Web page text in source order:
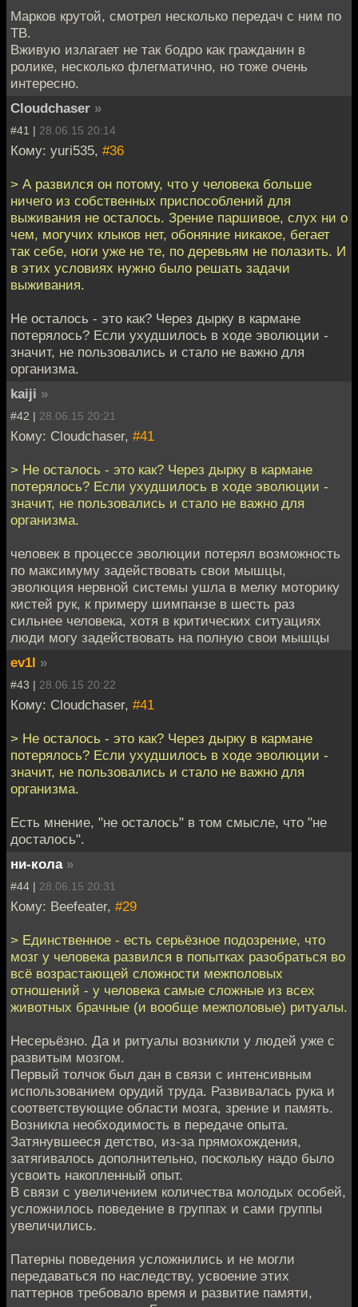
Марков крутой, смотрел несколько передач с ним по
ТВ.
Вживую излагает не так бодро как гражданин в
ролике, несколько флегматично, но тоже очень
интересно.
Cloudchaser »
#41 | 28.06.15 20:14
Кому: yuri535, #36
> А развился он потому, что у человека больше
ничего из собственных приспособлений для
выживания не осталось. Зрение паршивое, слух ни о
чем, могучих клыков нет, обоняние никакое, бегает
так себе, ноги уже не те, по деревьям не полазить. И
в этих условиях нужно было решать задачи
выживания.
Не осталось - это как? Через дырку в кармане
потерялось? Если ухудшилось в ходе эволюции -
значит, не пользовались и стало не важно для
организма.
kaiji »
#42 | 28.06.15 20:21
Кому: Cloudchaser, #41
> Не осталось - это как? Через дырку в кармане
потерялось? Если ухудшилось в ходе эволюции -
значит, не пользовались и стало не важно для
организма.
человек в процессе эволюции потерял возможность
по максимуму задействовать свои мышцы,
эволюция нервной системы ушла в мелку моторику
кистей рук, к примеру шимпанзе в шесть раз
сильнее человека, хотя в критических ситуациях
люди могу задействовать на полную свои мышцы
ev1l »
#43 | 28.06.15 20:22
Кому: Cloudchaser, #41
> Не осталось - это как? Через дырку в кармане
потерялось? Если ухудшилось в ходе эволюции -
значит, не пользовались и стало не важно для
организма.
Есть мнение, "не осталось" в том смысле, что "не
досталось".
ни-кола »
#44 | 28.06.15 20:31
Кому: Beefeater, #29
> Единственное - есть серьёзное подозрение, что
мозг у человека развился в попытках разобраться во
всё возрастающей сложности межполовых
отношений - у человека самые сложные из всех
животных брачные (и вообще межполовые) ритуалы.
Несерьёзно. Да и ритуалы возникли у людей уже с
развитым мозгом.
Первый толчок был дан в связи с интенсивным
использованием орудий труда. Развивалась рука и
соответствующие области мозга, зрение и память.
Возникла необходимость в передаче опыта.
Затянувшееся детство, из-за прямохождения,
затягивалось дополнительно, поскольку надо было
усвоить накопленный опыт.
В связи с увеличением количества молодых особей,
усложнилось поведение в группах и сами группы
увеличились.
Патерны поведения усложнились и не могли
передаваться по наследству, усвоение этих
паттернов требовало время и развитие памяти,